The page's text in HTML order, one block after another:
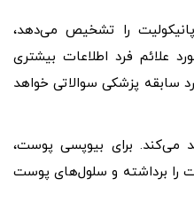
را تشخیص می‌دهد،
علائم فرد اطلاعات بیشتری
پزشکی سوالاتی خواهد
می‌کند. برای بیوپسی پوست،
را برداشته و سلول‌های پوست